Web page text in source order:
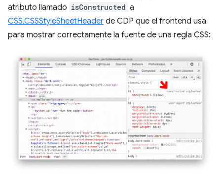
atributo llamado isConstructed a
CSS.CSSStyleSheetHeader de CDP que el frontend usa
para mostrar correctamente la fuente de una regla CSS: